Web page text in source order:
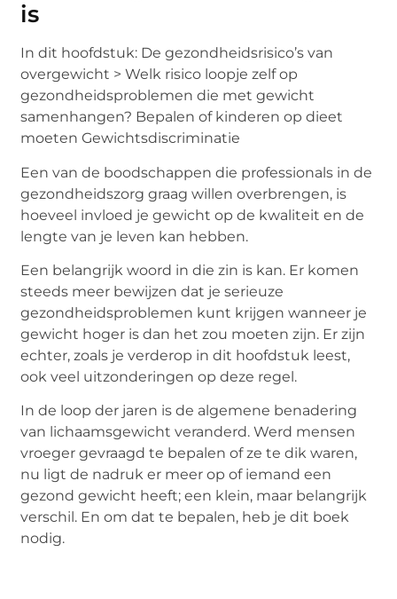
is
In dit hoofdstuk: De gezondheidsrisico’s van
overgewicht > Welk risico loopje zelf op
gezondheidsproblemen die met gewicht
samenhangen? Bepalen of kinderen op dieet
moeten Gewichtsdiscriminatie
Een van de boodschappen die professionals in de
gezondheidszorg graag willen overbrengen, is
hoeveel invloed je gewicht op de kwaliteit en de
lengte van je leven kan hebben.
Een belangrijk woord in die zin is kan. Er komen
steeds meer bewijzen dat je serieuze
gezondheidsproblemen kunt krijgen wanneer je
gewicht hoger is dan het zou moeten zijn. Er zijn
echter, zoals je verderop in dit hoofdstuk leest,
ook veel uitzonderingen op deze regel.
In de loop der jaren is de algemene benadering
van lichaamsgewicht veranderd. Werd mensen
vroeger gevraagd te bepalen of ze te dik waren,
nu ligt de nadruk er meer op of iemand een
gezond gewicht heeft; een klein, maar belangrijk
verschil. En om dat te bepalen, heb je dit boek
nodig.